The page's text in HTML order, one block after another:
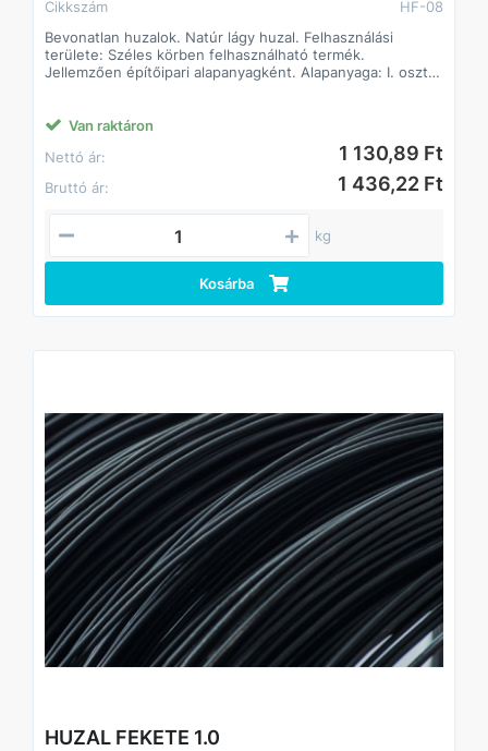
Cikkszám
HF-08
Bevonatlan huzalok. Natúr lágy huzal. Felhasználási
területe: Széles körben felhasználható termék.
Jellemzően építőipari alapanyagként. Alapanyaga: I. oszt.
Van raktáron
Nettó ár:
1 130,89 Ft
Bruttó ár: 1 436,22 Ft
kg
Kosárba
HUZAL FEKETE 1.0